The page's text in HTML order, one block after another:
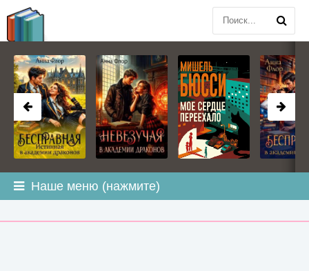
Наше меню (нажмите)
BOOKPLANETA.COM